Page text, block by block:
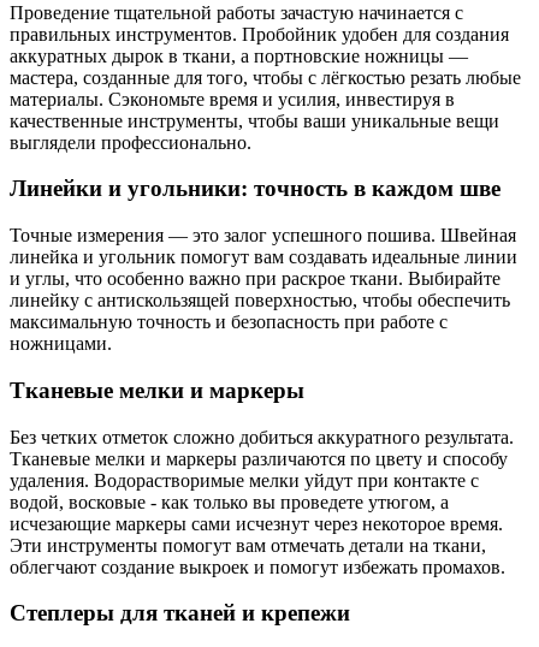
Проведение тщательной работы зачастую начинается с
правильных инструментов. Пробойник удобен для создания
аккуратных дырок в ткани, а портновские ножницы —
мастера, созданные для того, чтобы с лёгкостью резать любые
материалы. Сэкономьте время и усилия, инвестируя в
качественные инструменты, чтобы ваши уникальные вещи
выглядели профессионально.
Линейки и угольники: точность в каждом шве
Точные измерения — это залог успешного пошива. Швейная
линейка и угольник помогут вам создавать идеальные линии
и углы, что особенно важно при раскрое ткани. Выбирайте
линейку с антискользящей поверхностью, чтобы обеспечить
максимальную точность и безопасность при работе с
ножницами.
Тканевые мелки и маркеры
Без четких отметок сложно добиться аккуратного результата.
Тканевые мелки и маркеры различаются по цвету и способу
удаления. Водорастворимые мелки уйдут при контакте с
водой, восковые - как только вы проведете утюгом, а
исчезающие маркеры сами исчезнут через некоторое время.
Эти инструменты помогут вам отмечать детали на ткани,
облегчают создание выкроек и помогут избежать промахов.
Степлеры для тканей и крепежи